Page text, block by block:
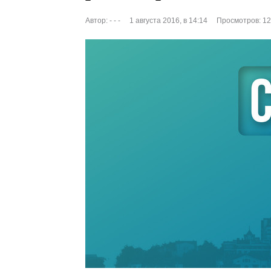
Автор: - - - 1 августа 2016, в 14:14 Просмотров: